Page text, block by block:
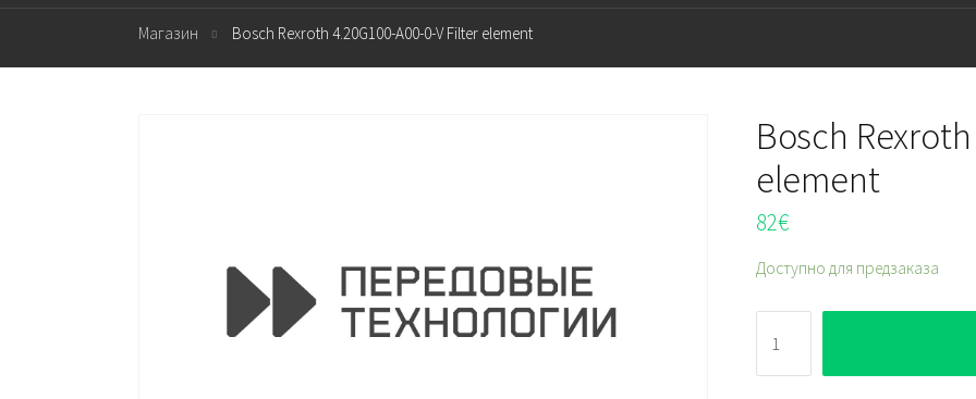
Магазин Bosch Rexroth 4.20G100-A00-0-V Filter element
Bosch
element
82€
Доступно для предзаказа
Bosch
Rexroth